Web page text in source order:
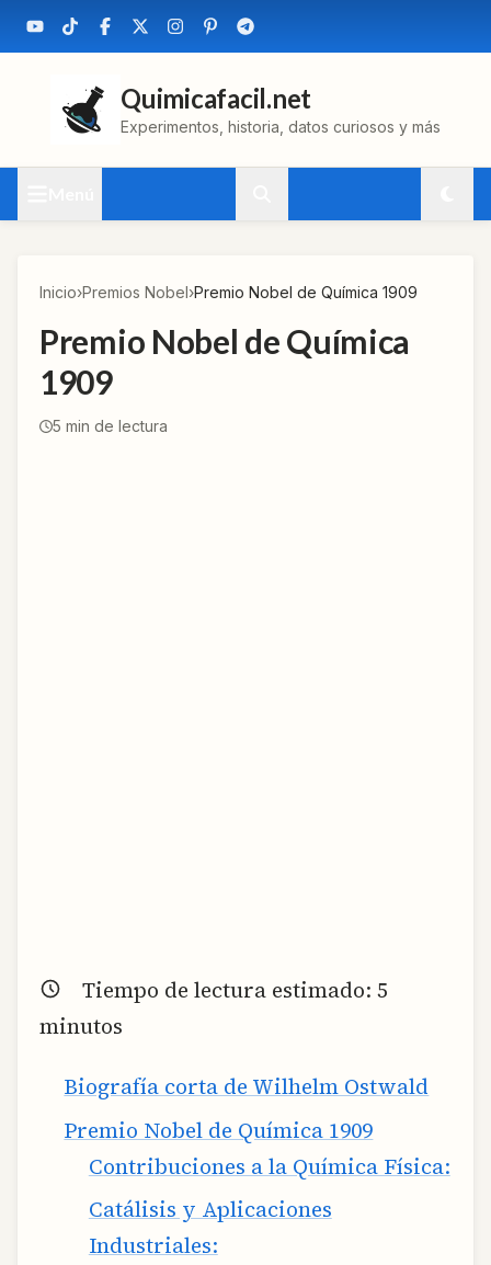
Quimicafacil.net
Experimentos, historia, datos curiosos y más
Inicio›Premios Nobel›Premio Nobel de Química 1909
Premio Nobel de Química
1909
5 min de lectura
Tiempo de lectura estimado: 5
minutos
Biografía corta de Wilhelm Ostwald
Premio Nobel de Química 1909
Contribuciones a la Química Física:
Catálisis y Aplicaciones
Industriales: